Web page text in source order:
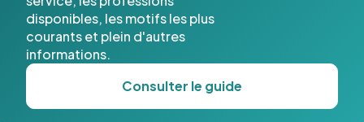
disponibles, les motifs les plus
courants et plein d'autres
informations.
Consulter le guide